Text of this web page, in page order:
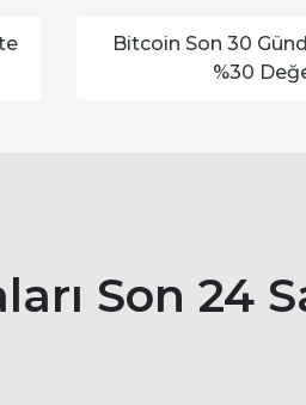
Bitcoin Son 30
%30
Son 24